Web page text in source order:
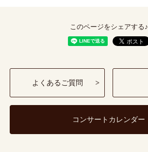
このページをシェアする♪
よくあるご質問
コンサートカレンダー